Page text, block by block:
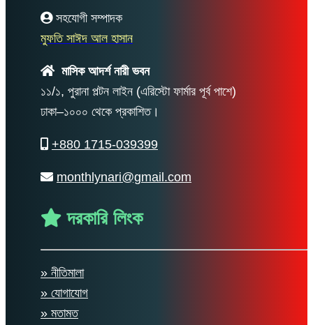
সহযোগী সম্পাদক
মুফতি সাঈদ আল হাসান
মাসিক আদর্শ নারী ভবন
১১/১, পুরানা পল্টন লাইন (এরিস্টো ফার্মার পূর্ব পাশে)
ঢাকা–১০০০ থেকে প্রকাশিত।
+880 1715-039399
monthlynari@gmail.com
দরকারি লিংক
» নীতিমালা
» যোগাযোগ
» মতামত